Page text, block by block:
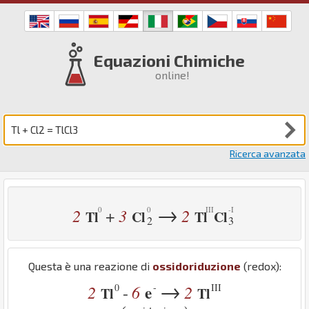
Equazioni Chimiche
online!
Ricerca avanzata
2 Tl +3 Cl2 → 2 Tl Cl3
Questa è una reazione di ossidoriduzione (redox):
2 Tl0 - 6 e- → 2 TlIII